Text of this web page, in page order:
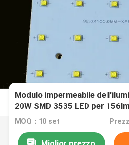
Modulo impermeabile
20W SMD 3535 LED per
MOQ：10 set
Miglior prezzo